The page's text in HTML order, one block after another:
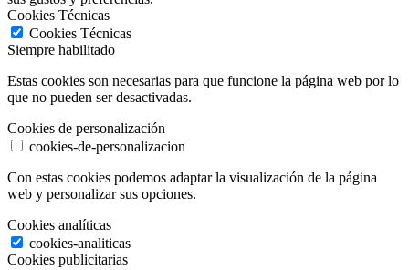
Cookies Técnicas
Cookies Técnicas
Siempre habilitado
Estas cookies son necesarias para que funcione la página web por lo
que no pueden ser desactivadas.
Cookies de personalización
cookies-de-personalizacion
Con estas cookies podemos adaptar la visualización de la página
web y personalizar sus opciones.
Cookies analíticas
cookies-analiticas
Cookies publicitarias